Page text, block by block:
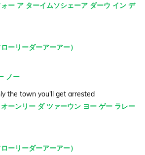
ー ア ターイムソシェーア ダーウ イン デ
ーリーダーアーアー）
ノー
the town you'll get arrested
ーンリー ダ ツァーウン ヨー ゲー ラレー
ーリーダーアーアー）